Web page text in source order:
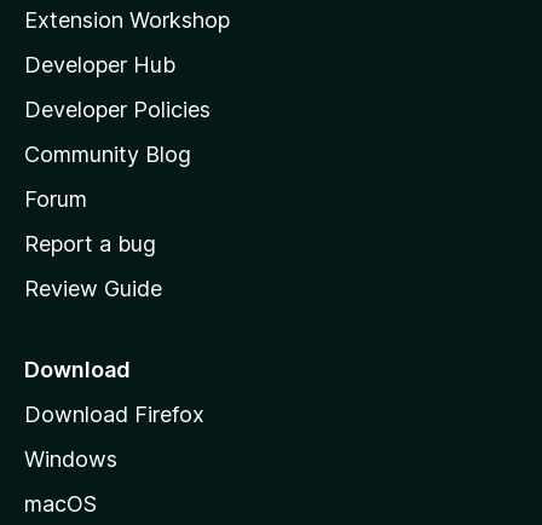
l
l
a
s
h
o
e
a
e
Extension Workshop
Developer Hub
Developer Policies
Community Blog
Forum
Report a bug
Review Guide
Download
Download Firefox
Windows
macOS